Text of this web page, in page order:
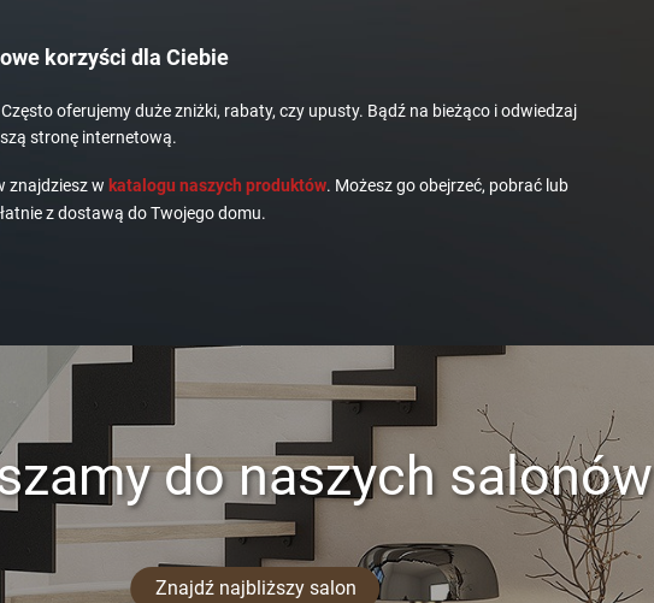
korzyści dla Ciebie
Często oferujemy duże zniżki, rabaty, czy upusty. Bądź na bieżąco i odwiedzaj
stronę internetową.
znajdziesz w katalogu naszych produktów. Możesz go obejrzeć, pobrać lub
z dostawą do Twojego domu.
do naszych salonów
Znajdź najbliższy salon